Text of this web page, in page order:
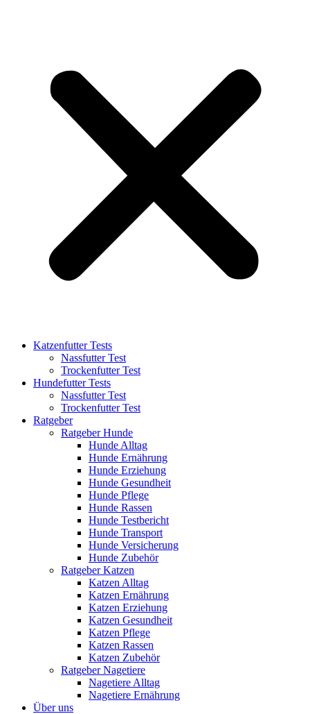
Katzenfutter Tests
Nassfutter Test
Trockenfutter Test
Hundefutter Tests
Nassfutter Test
Trockenfutter Test
Ratgeber
Ratgeber Hunde
Hunde Alltag
Hunde Ernährung
Hunde Erziehung
Hunde Gesundheit
Hunde Pflege
Hunde Rassen
Hunde Testbericht
Hunde Transport
Hunde Versicherung
Hunde Zubehör
Ratgeber Katzen
Katzen Alltag
Katzen Ernährung
Katzen Erziehung
Katzen Gesundheit
Katzen Pflege
Katzen Rassen
Katzen Zubehör
Ratgeber Nagetiere
Nagetiere Alltag
Nagetiere Ernährung
Über uns